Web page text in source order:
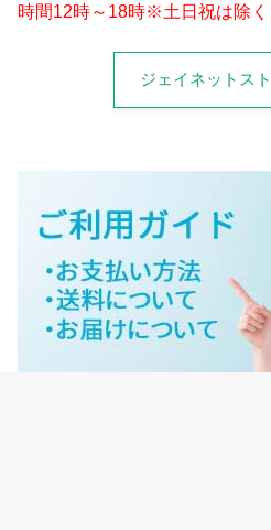
時間12時～18時※土日祝は除く
ジェイネットス